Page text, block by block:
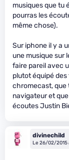
musiques que tu
pourras les
même chose).
Sur iphone il y a
une musique sur
faire pareil avec
plutot équipé des
chromecast, que
navigateur et
écoutes Justin
divinechild
Le 26/02/2015